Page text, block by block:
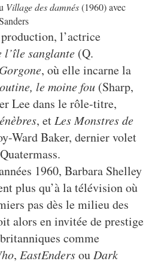
Village des damnés(1960) avec
l’actrice
l’île sanglante (Q.
, où elle incarne la
le moine fou (Sharp,
Lee dans le rôle-titre,
, et Les Monstres de
Ward Baker, dernier volet
1960, Barbara Shelley
plus qu’à la télévision où
pas dès le milieu des
alors en invitée de prestige
comme
, EastEndersou Dark